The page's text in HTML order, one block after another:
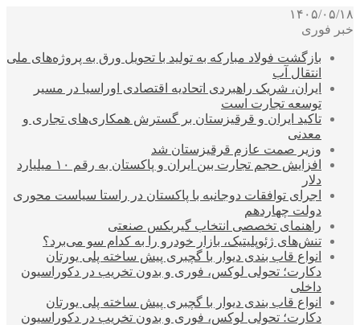
۱۴۰۵/۰۵/۱۸
خبر فوری
بازگشت فولاد مبارکه به تولید با تحویل ورق به پروژه‌های ملی
انتقال آب
ایران، شریک راهبردی اتحادیه اقتصادی اوراسیا در مسیر
توسعه تجارت است
تاکید ایران و قرقیزستان بر گسترش همکاری‌های تجاری و
معدنی
وزیر صمت عازم قرقیزستان شد
افزایش حجم تجارت بین ایران و پاکستان به رقم ۱۰ میلیارد
دلار
اجرای توافقات دوجانبه با پاکستان در راستا سیاست محوری
دولت چهاردهم
راهنمای تخصصی انتخاب گیربکس صنعتی
تنش‌های ژئوپلیتیک، بازار خودرو را به کدام سو می‌برد؟
انواع قاب بندی دیوار با گچبری پیش ساخته پلی یورتان
دکارت؛ تحولی لوکس، فوری و بدون تخریب در دکوراسیون
داخلی
انواع قاب بندی دیوار با گچبری پیش ساخته پلی یورتان
دکارت؛ تحولی لوکس، فوری و بدون تخریب در دکوراسیون